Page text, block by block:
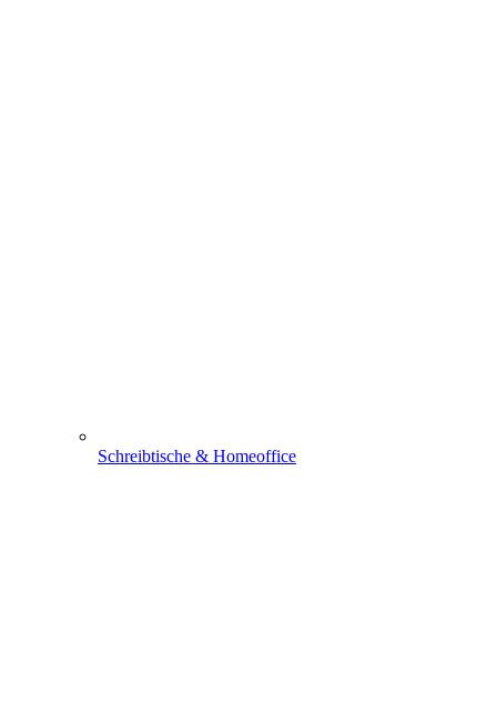
Schreibtische & Homeoffice